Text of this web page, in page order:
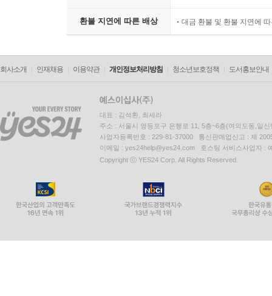
환불 지연에 따른 배상 대금 환불 및 환불 지연에
회사소개 인재채용 이용약관 개인정보처리방침 청소년보호정책 도서홍보안내
대표 : 김석환, 최세라
주소 : 서울시 영등포구 은행로 11, 5층~6층(여의도동,일신
사업자등록번호 : 229-81-37000 통신판매업신고 : 제
이메일 : yes24help@yes24.com 호스팅 서비스사업자 :
Copyright ⓒ YES24 Corp. All Rights Reserved.